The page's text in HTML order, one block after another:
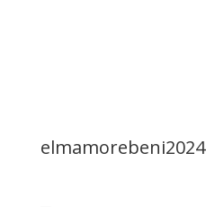
elmamorebeni2024